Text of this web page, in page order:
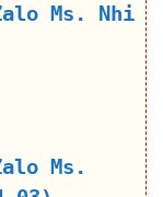
Ms. Nhi
Ms.